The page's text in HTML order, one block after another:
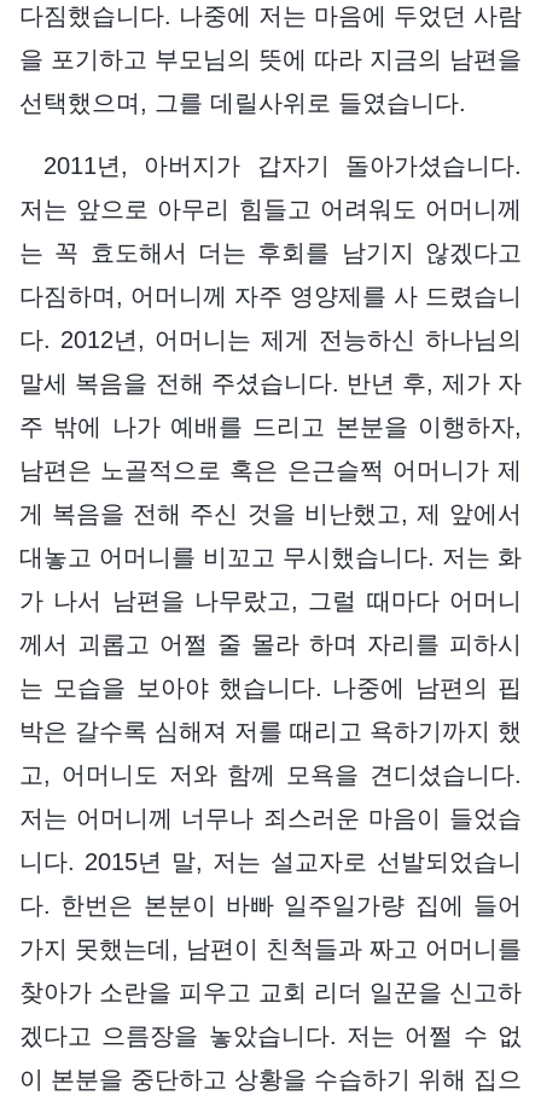
다짐했습니다. 나중에 저는 마음에 두었던 사람
을 포기하고 부모님의 뜻에 따라 지금의 남편을
선택했으며, 그를 데릴사위로 들였습니다.
2011년, 아버지가 갑자기 돌아가셨습니다.
저는 앞으로 아무리 힘들고 어려워도 어머니께
는 꼭 효도해서 더는 후회를 남기지 않겠다고
다짐하며, 어머니께 자주 영양제를 사 드렸습니
다. 2012년, 어머니는 제게 전능하신 하나님의
말세 복음을 전해 주셨습니다. 반년 후, 제가 자
주 밖에 나가 예배를 드리고 본분을 이행하자,
남편은 노골적으로 혹은 은근슬쩍 어머니가 제
게 복음을 전해 주신 것을 비난했고, 제 앞에서
대놓고 어머니를 비꼬고 무시했습니다. 저는 화
가 나서 남편을 나무랐고, 그럴 때마다 어머니
께서 괴롭고 어쩔 줄 몰라 하며 자리를 피하시
는 모습을 보아야 했습니다. 나중에 남편의 핍
박은 갈수록 심해져 저를 때리고 욕하기까지 했
고, 어머니도 저와 함께 모욕을 견디셨습니다.
저는 어머니께 너무나 죄스러운 마음이 들었습
니다. 2015년 말, 저는 설교자로 선발되었습니
다. 한번은 본분이 바빠 일주일가량 집에 들어
가지 못했는데, 남편이 친척들과 짜고 어머니를
찾아가 소란을 피우고 교회 리더 일꾼을 신고하
겠다고 으름장을 놓았습니다. 저는 어쩔 수 없
이 본분을 중단하고 상황을 수습하기 위해 집으